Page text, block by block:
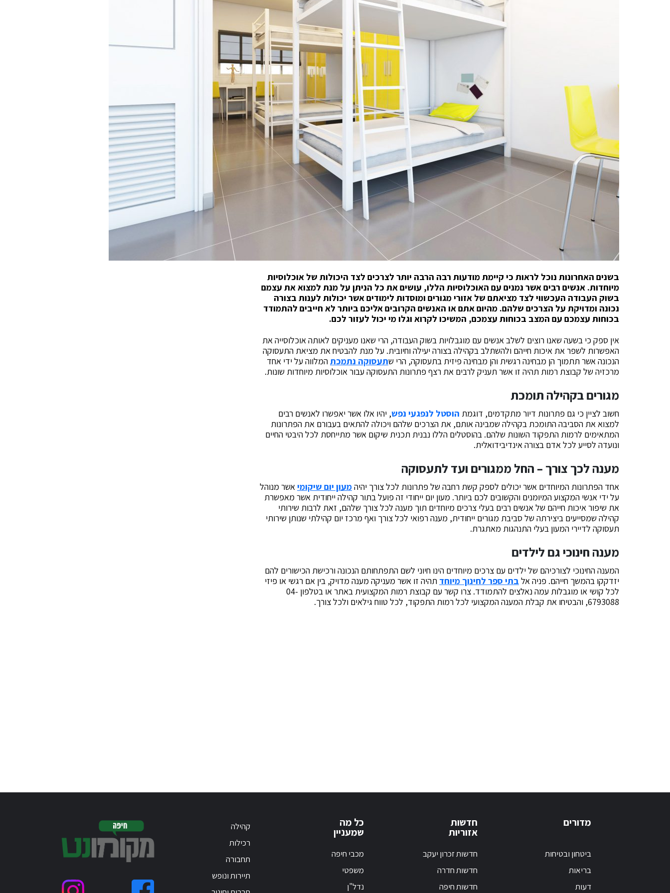
בשנים האחרונות נוכל לראות כי קיימת מודעות רבה הרבה יותר לצרכים לצד היכולות של אוכלוסיות
מיוחדות. אנשים רבים אשר נמנים עם האוכלוסיות הללו, עושים את כל הניתן על מנת למצוא את עצמם
בשוק העבודה העכשווי לצד מציאתם של אזורי מגורים ומוסדות לימודים אשר יכולות לענות בצורה
נכונה ומדויקת על הצרכים שלהם. מהיום אתם או האנשים הקרובים אליכם ביותר לא חייבים להתמודד
בכוחות עצמכם עם המצב בכוחות עצמכם, המשיכו לקרוא וגלו מי יכול לעזור לכם.
אין ספק כי בשעה שאנו רוצים לשלב אנשים עם מוגבלויות בשוק העבודה, הרי שאנו מעניקים לאותה אוכלוסייה את
האפשרות לשפר את איכות חייהם ולהשתלב בקהילה בצורה יעילה וחיובית. על מנת להבטיח את מציאת התעסוקה
הנכונה אשר תתמוך הן מבחינה רגשית והן מבחינה פיזית בתעסוקה, הרי שתעסוקה נתמכתהמלווה על ידי אחד
מרכזיה של קבוצת רמות תהיה זו אשר תעניק לרבים את רצף פתרונות התעסוקה עבור אוכלוסיות מיוחדות שונות.
מגורים בקהילה תומכת
חשוב לציין כי גם פתרונות דיור מתקדמים, דוגמת הוסטל לנפגעי נפש, יהיו אלו אשר יאפשרו לאנשים רבים
למצוא את הסביבה התומכת בקהילה שמבינה אותם, את הצרכים שלהם ויכולה להתאים בעבורם את הפתרונות
המתאימים לרמות התפקוד השונות שלהם. בהוסטלים הללו נבנית תכנית שיקום אשר מתייחסת לכל היבטי החיים
ונועדה לסייע לכל אדם בצורה אינדיבידואלית.
מענה לכך צורך – החל ממגורים ועד לתעסוקה
אחד הפתרונות המיוחדים אשר יכולים לספק קשת רחבה של פתרונות לכל צורך יהיהמעון יום שיקומי אשר מנוהל
על ידי אנשי המקצוע המיומנים והקשובים לכם ביותר. מעון יום ייחודי זה פועל בתור קהילה ייחודית אשר מאפשרת
את שיפור איכות חייהם של אנשים רבים בעלי צרכים מיוחדים תוך מענה לכל צורך שלהם, זאת לרבות שירותי
קהילה שמסייעים ביצירתה של סביבת מגורים ייחודית, מענה רפואי לכל צורך ואף מרכז יום קהילתי שנותן שירותי
תעסוקה לדיירי המעון בעלי התנהגות מאתגרת.
מענה חינוכי גם לילדים
המענה החינוכי לצורכיהם של ילדים עם צרכים מיוחדים הינו חיוני לשם התפתחותם הנכונה ורכישת הכישורים להם
יזדקקו בהמשך חייהם. פניה אל בתי ספר לחינוך מיוחד תהיה זו אשר מעניקה מענה מדויק, בין אם רגשי או פיזי
לכל קושי או מוגבלות עמה נאלצים להתמודד. צרו קשר עם קבוצת רמות המקצועית באתר או בטלפון 04-
6793088, והבטיחו את קבלת המענה המקצועי לכל רמות התפקוד, לכל טווח גילאים ולכל צורך.
מדורים
ביטחון ובטיחות
בריאות
דעות
חדשות
אזוריות
חדשות זכרון יעקב
חדשות חדרה
חדשות חיפה
כל מה
שמעניין
מכבי חיפה
משפטי
נדל"ן
קהילה
רכילות
תחבורה
תיירות ונופש